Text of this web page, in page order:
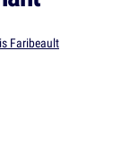
Faribeault